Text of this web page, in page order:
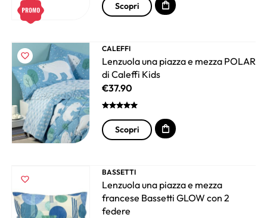
Scopri
CALEFFI
Lenzuola una piazza e mezza POLAR
di Caleffi Kids
€37.90
Scopri
BASSETTI
Lenzuola una piazza e mezza
francese Bassetti GLOW con 2
federe